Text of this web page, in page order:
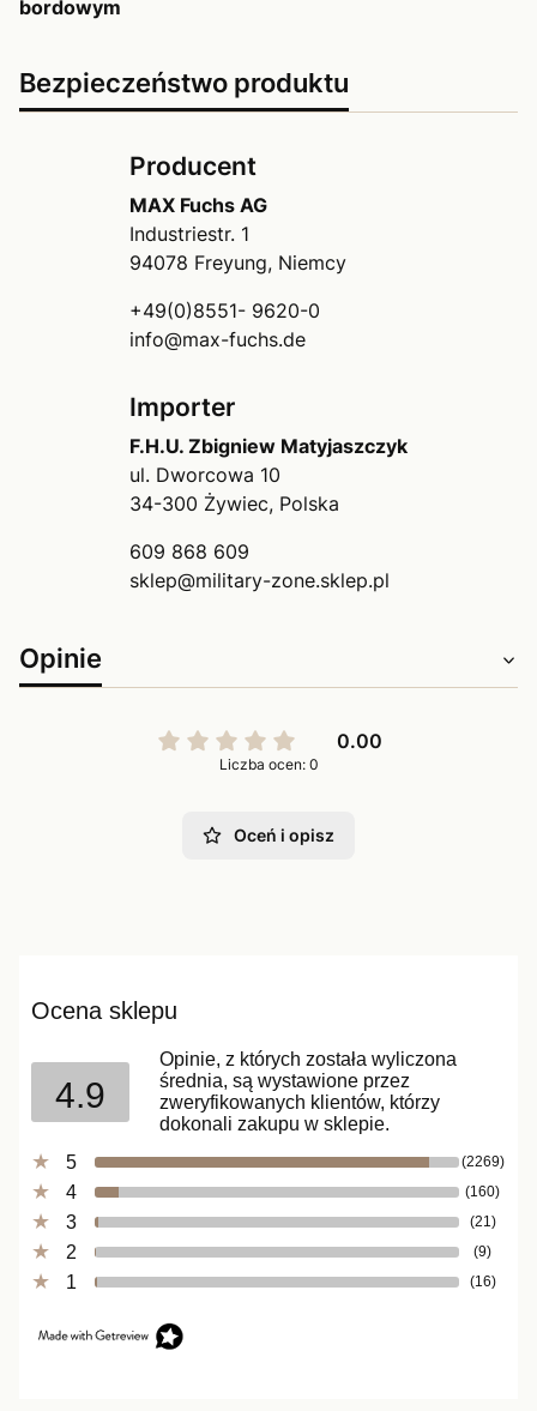
bordowym
Bezpieczeństwo produktu
Producent
MAX Fuchs AG
Industriestr. 1
94078 Freyung, Niemcy
+49(0)8551- 9620-0
info@max-fuchs.de
Importer
F.H.U. Zbigniew Matyjaszczyk
ul. Dworcowa 10
34-300 Żywiec, Polska
609 868 609
sklep@military-zone.sklep.pl
Opinie
0.00
Liczba ocen: 0
Oceń i opisz
Ocena sklepu
4.9
Opinie, z których została wyliczona
średnia, są wystawione przez
zweryfikowanych klientów, którzy
dokonali zakupu w sklepie.
5
(2269)
4 (160)
3 (21)
2 (9)
1 (16)